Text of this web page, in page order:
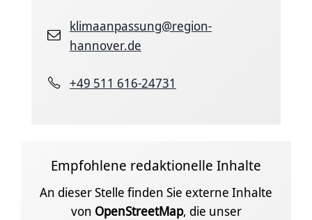
klimaanpassung@region-
hannover.de
+49 511 616-24731
Empfohlene redaktionelle Inhalte
An dieser Stelle finden Sie externe Inhalte
von OpenStreetMap, die unser